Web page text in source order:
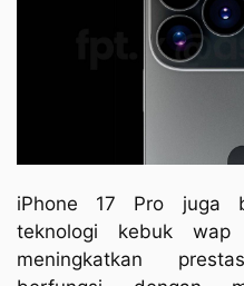
iPhone 17 Pro juga
teknologi kebuk wap
meningkatkan